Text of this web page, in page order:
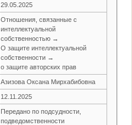
29.05.2025
Отношения, связанные с
интеллектуальной
собственностью →
О защите интеллектуальной
собственности →
о защите авторских прав
Азизова Оксана Мирхабибовна
12.11.2025
Передано по подсудности,
подведомственности